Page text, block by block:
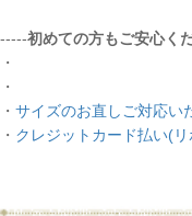
-----初めての方もご安心く
・
・
・ サイズのお直しご対応い
・ クレジットカード払い(リ